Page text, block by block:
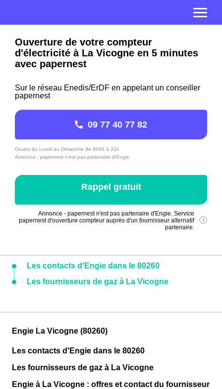
Ouverture de votre compteur
d'électricité à La Vicogne en 5 minutes
avec papernest
Sur le réseau Enedis/ErDF en appelant un conseiller
papernest
09 77 40 77 82
Ouvert du Lundi au Dimanche de 8h00 à 21h
Annonce - papernest n'est pas partenaire d'Engie
Rappel gratuit
Annonce - papernest n'est pas partenaire d'Engie. Service
papernest d'ouverture compteur auprès d'un fournisseur alternatif
partenaire.
Les contacts d'Engie dans le 80260
Les fournisseurs de gaz à La Vicogne
Engie La Vicogne (80260)
Les contacts d'Engie dans le 80260
Les fournisseurs de gaz à La Vicogne
Engie à La Vicogne : offres et contact du fournisseur